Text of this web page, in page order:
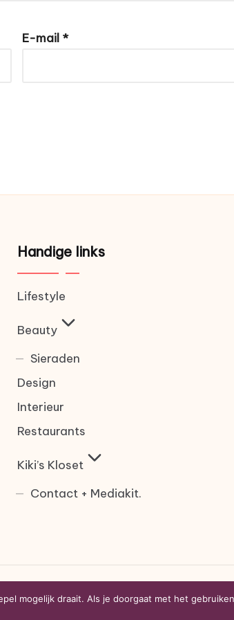
E-mail *
Handige links
Lifestyle
Beauty
Sieraden
Design
Interieur
Restaurants
Kiki’s Kloset
Contact + Mediakit.
Kiki's Kloset. Alle rechten
mogelijk draait. Als je doorgaat met het